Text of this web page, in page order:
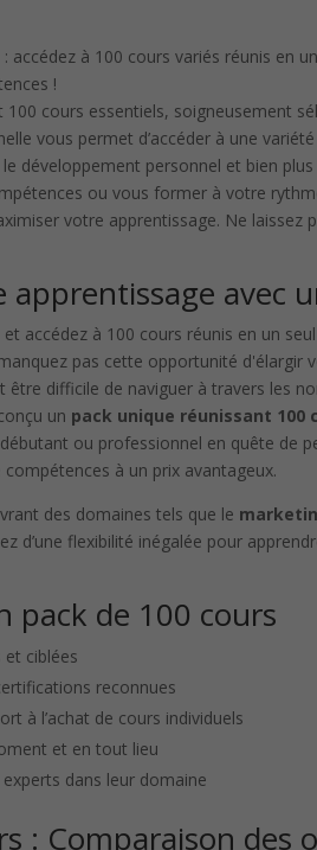
100 cours essentiels, soigneusement
vous permet d’accéder à une
développement personnel et bien
ou vous former à votre
votre apprentissage. Ne laissez
avec
difficile de naviguer à travers les
un pack unique réunissant 100
débutant ou professionnel en quête
à un prix avantageux.
des domaines tels que le
d’une flexibilité inégalée pour
pack de 100 cours
ciblées
reconnues
à l’achat de cours individuels
et en tout lieu
dans leur domaine
: Comparaison des